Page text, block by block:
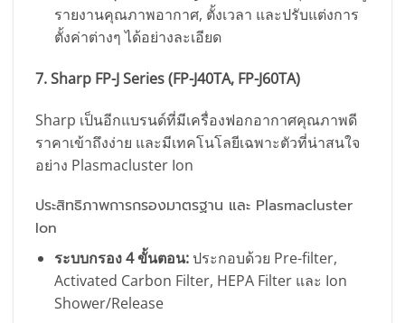
รายงานคุณภาพอากาศ, ตั้งเวลา และปรับแต่งการ
ตั้งค่าต่างๆ ได้อย่างละเอียด
7. Sharp FP-J Series (FP-J40TA, FP-J60TA)
Sharp เป็นอีกแบรนด์ที่มีเครื่องฟอกอากาศคุณภาพดี
ราคาเข้าถึงง่าย และมีเทคโนโลยีเฉพาะตัวที่น่าสนใจ
อย่าง Plasmacluster Ion
ประสิทธิภาพการกรองมาตรฐาน และ Plasmacluster
Ion
ระบบกรอง 4 ขั้นตอน:ประกอบด้วย Pre-filter,
Activated Carbon Filter, HEPA Filter และ Ion
Shower/Release